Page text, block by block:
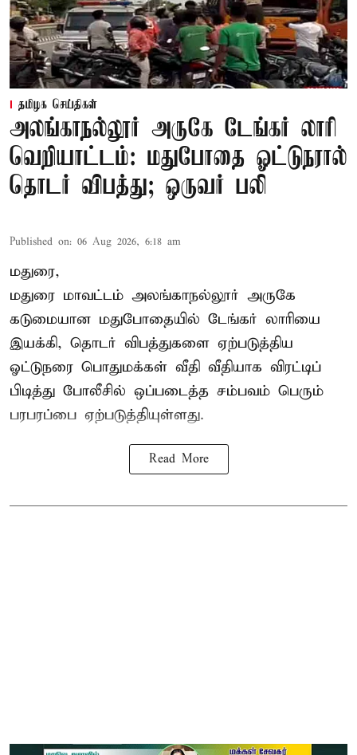
தமிழக செய்திகள்
அலங்காநல்லூர் அருகே டேங்கர் லாரி
வெறியாட்டம்: மதுபோதை ஓட்டுநரால்
தொடர் விபத்து; ஒருவர் பலி
Published on: 06 Aug 2026, 6:18 am
மதுரை,
மதுரை மாவட்டம் அலங்காநல்லூர் அருகே
கடுமையான மதுபோதையில் டேங்கர் லாரியை
இயக்கி, தொடர் விபத்துகளை ஏற்படுத்திய
ஓட்டுநரை பொதுமக்கள் வீதி வீதியாக விரட்டிப்
பிடித்து போலீசில் ஒப்படைத்த சம்பவம் பெரும்
பரபரப்பை ஏற்படுத்தியுள்ளது.
Read More